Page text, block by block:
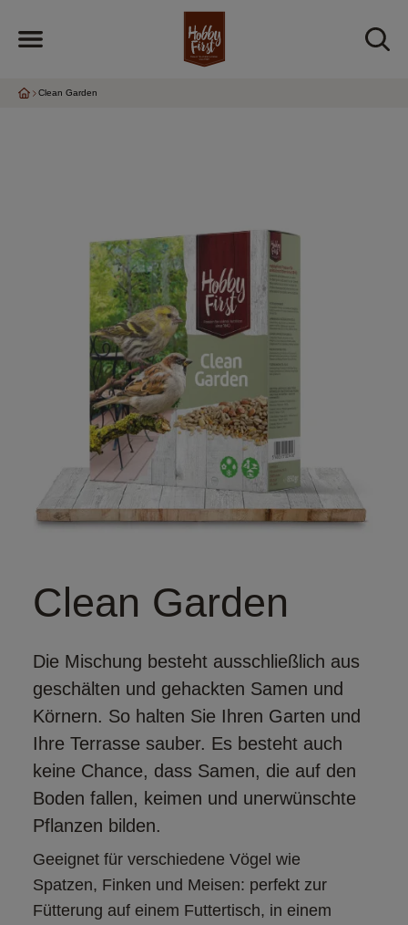
Clean Garden
Clean Garden
Die Mischung besteht ausschließlich aus
geschälten und gehackten Samen und
Körnern. So halten Sie Ihren Garten und
Ihre Terrasse sauber. Es besteht auch
keine Chance, dass Samen, die auf den
Boden fallen, keimen und unerwünschte
Pflanzen bilden.
Geeignet für verschiedene Vögel wie
Spatzen, Finken und Meisen: perfekt zur
Fütterung auf einem Futtertisch, in einem